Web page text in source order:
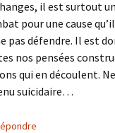
il est surtout
pour une cause
pas défendre. Il est
nos pensées
qui en découlent.
suicidaire…